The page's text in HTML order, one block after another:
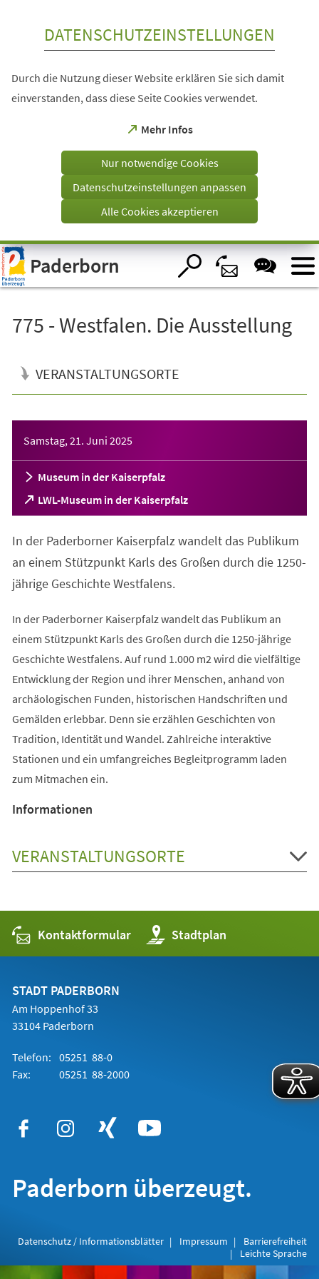
Visuelle
Assistenzsoftware
öffnen.
DATENSCHUTZEINSTELLUNGEN
Durch die Nutzung dieser Website erklären Sie sich damit
einverstanden, dass diese Seite Cookies verwendet.
Mehr Infos
(Öffnet
einem
Tab)
Nur notwendige Cookies
Datenschutzeinstellungen anpassen
Alle Cookies akzeptieren
Paderborn
775 - Westfalen. Die Ausstellung
VERANSTALTUNGSORTE
Samstag, 21. Juni 2025
Museum in der Kaiserpfalz
LWL-Museum in der Kaiserpfalz
(Öffnet
in
neuen
Tab)
In der Paderborner Kaiserpfalz wandelt das Publikum
an einem Stützpunkt Karls des Großen durch die 1250-
jährige Geschichte Westfalens.
In der Paderborner Kaiserpfalz wandelt das Publikum an
einem Stützpunkt Karls des Großen durch die 1250-jährige
Geschichte Westfalens. Auf rund 1.000 m2 wird die vielfältige
Entwicklung der Region und ihrer Menschen, anhand von
archäologischen Funden, historischen Handschriften und
Gemälden erlebbar. Denn sie erzählen Geschichten von
Tradition, Identität und Wandel. Zahlreiche interaktive
Stationen und ein umfangreiches Begleitprogramm laden
zum Mitmachen ein.
Informationen
VERANSTALTUNGSORTE
Kontaktformular Stadtplan
(Öffnet
in
einem
STADT PADERBORN
Am Hoppenhof 33
33104 Paderborn
Telefon: 05251 88-0
Fax:
05251 88-2000
Paderborn überzeugt.
Datenschutz / Informationsblätter Impressum
Barrierefreiheit
Leichte Sprache